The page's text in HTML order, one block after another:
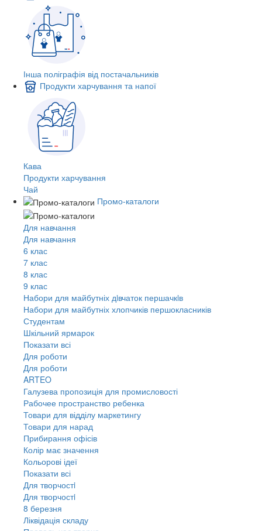
Інша поліграфія від постачальників
Продукти харчування та напої
Кава
Продукти харчування
Чай
Промо-каталоги
Для навчання
Для навчання
6 клас
7 клас
8 клас
9 клас
Набори для майбутніх дiвчаток першачкiв
Набори для майбутніх хлопчиків першокласників
Студентам
Шкільний ярмарок
Показати всі
Для роботи
Для роботи
ARTEO
Галузева пропозиція для промисловості
Рабочее пространство ребенка
Товари для відділу маркетингу
Товари для нарад
Прибирання офісів
Колір має значення
Кольорові ідеї
Показати всі
Для творчостi
Для творчостi
8 березня
Ліквідація складу